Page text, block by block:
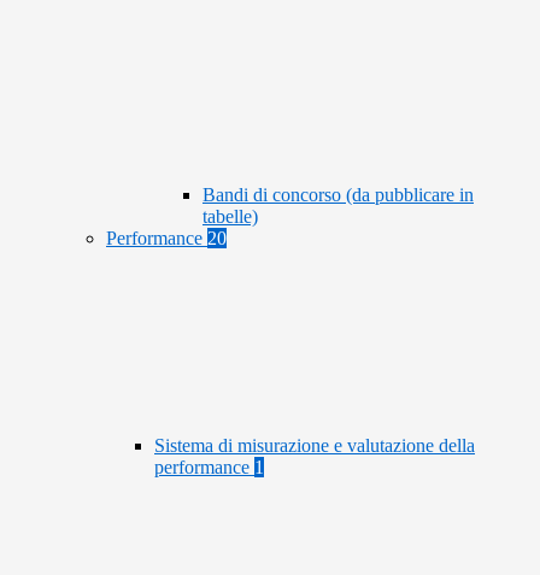
Bandi di concorso (da pubblicare in
tabelle)
Performance 20
Sistema di misurazione e valutazione della
performance 1